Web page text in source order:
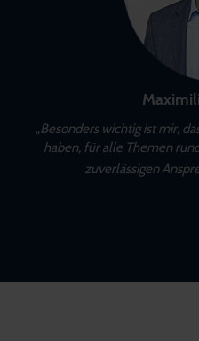
„Besonders wichtig ist mir,
haben, für alle Themen
zuverlässigen